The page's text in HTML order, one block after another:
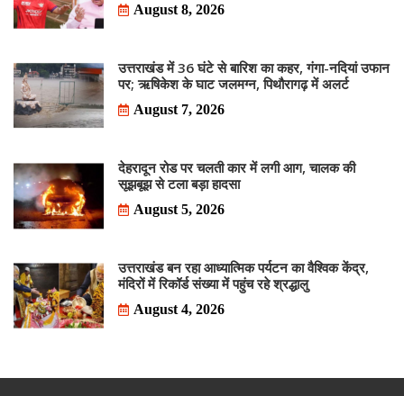
August 8, 2026
उत्तराखंड में 36 घंटे से बारिश का कहर, गंगा-नदियां उफान
पर; ऋषिकेश के घाट जलमग्न, पिथौरागढ़ में अलर्ट
August 7, 2026
देहरादून रोड पर चलती कार में लगी आग, चालक की
सूझबूझ से टला बड़ा हादसा
August 5, 2026
उत्तराखंड बन रहा आध्यात्मिक पर्यटन का वैश्विक केंद्र,
मंदिरों में रिकॉर्ड संख्या में पहुंच रहे श्रद्धालु
August 4, 2026